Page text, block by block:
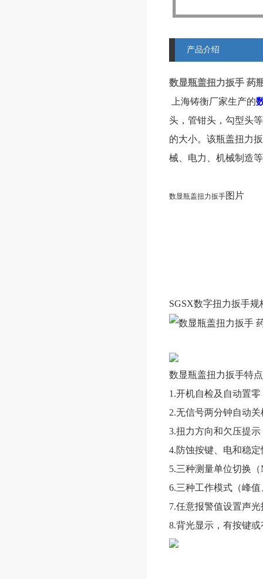
产品介绍
数显瓶盖扭力扳手 药
上海铸衡厂家生产的
头，管钳头，勾型头
的大小。该瓶盖扭力
械、电力、机械制造
数显瓶盖扭力扳手图片
SGSX数字扭力扳手规
数显瓶盖扭力扳手特
1.开机自检及自动置
2.无信号两分钟自动
3.扭力方向和欠压提示
4.防蚀按键、电和稳
5.三种测量单位切换
6.三种工作模式（峰
7.任意报警值设置声
8.背光显示，有按键